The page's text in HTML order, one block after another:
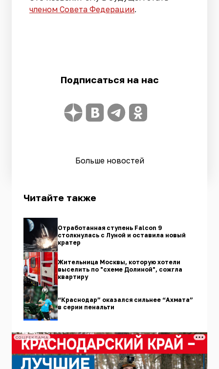
членом Совета Федерации.
Подписаться на нас
Больше новостей
Читайте также
Отработанная ступень Falcon 9
столкнулась с Луной и оставила новый
кратер
Жительница Москвы, которую хотели
выселить по "схеме Долиной", сожгла
квартиру
“Краснодар” оказался сильнее “Ахмата”
в серии пенальти
СОЦРЕКЛАМА